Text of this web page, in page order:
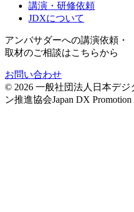
講演・研修依頼
JDXについて
アンバサダーへの講演依頼・
取材のご相談はこちらから
お問い合わせ
© 2026 一般社団法人日本デジ
ン推進協会Japan DX Promotion